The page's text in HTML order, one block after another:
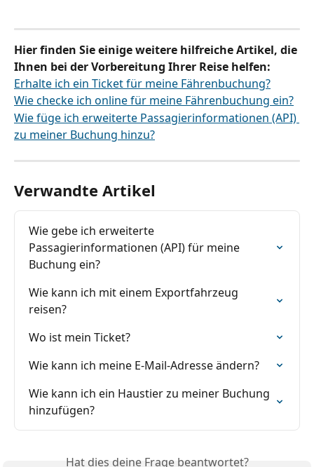
Hier finden Sie einige weitere hilfreiche Artikel, die
Ihnen bei der Vorbereitung Ihrer Reise helfen:
Erhalte ich ein Ticket für meine Fährenbuchung?
Wie checke ich online für meine Fährenbuchung ein?
Wie füge ich erweiterte Passagierinformationen (API)
zu meiner Buchung hinzu?
Verwandte Artikel
Wie gebe ich erweiterte
Passagierinformationen (API) für meine
Buchung ein?
Wie kann ich mit einem Exportfahrzeug
reisen?
Wo ist mein Ticket?
Wie kann ich meine E-Mail-Adresse ändern?
Wie kann ich ein Haustier zu meiner Buchung
hinzufügen?
Hat dies deine Frage beantwortet?